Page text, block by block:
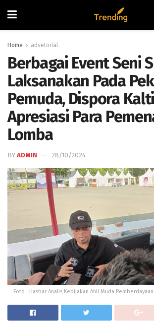
Home advetorial
Berbagai Event Seni
Laksanakan Pada
Pemuda, Dispora
Apresiasi Para
Lomba
BY ADMIN 28/10/2024
Foto : Hasbar Analis Kebijakan Ahli Muda